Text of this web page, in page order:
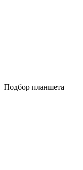
Подбор планшета